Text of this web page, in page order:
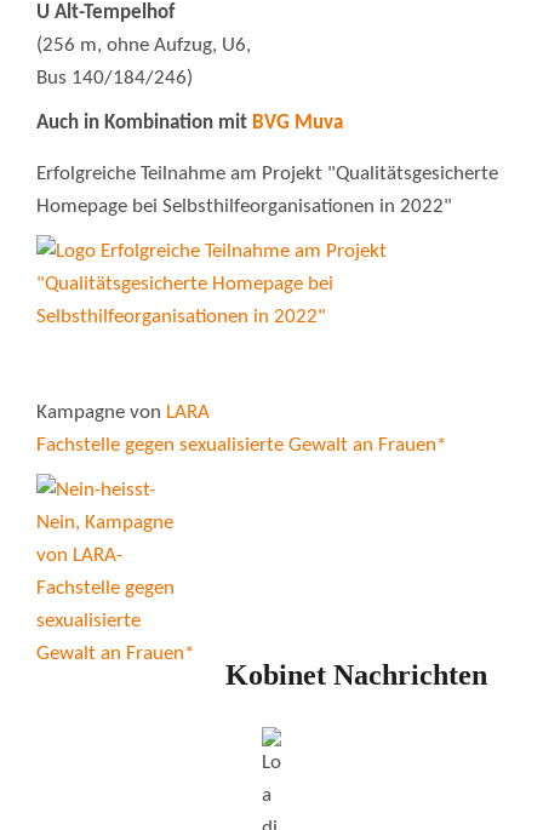
U Alt-Tempelhof
(256 m, ohne Aufzug, U6,
Bus 140/184/246)
Auch in Kombination mit BVG Muva
Erfolgreiche Teilnahme am Projekt "Qualitätsgesicherte
Homepage bei Selbsthilfeorganisationen in 2022"
Kampagne von LARA
Fachstelle gegen sexualisierte Gewalt an Frauen*
Kobinet Nachrichten